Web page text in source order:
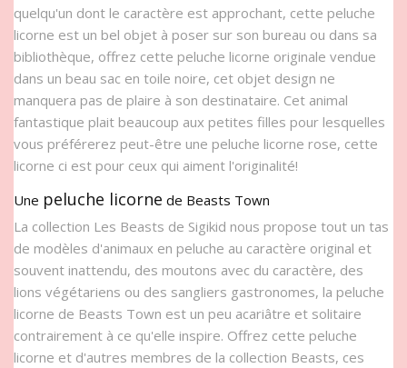
quelqu'un dont le caractère est approchant, cette peluche
licorne est un bel objet à poser sur son bureau ou dans sa
bibliothèque, offrez cette peluche licorne originale vendue
dans un beau sac en toile noire, cet objet design ne
manquera pas de plaire à son destinataire. Cet animal
fantastique plait beaucoup aux petites filles pour lesquelles
vous préférerez peut-être une peluche licorne rose, cette
licorne ci est pour ceux qui aiment l'originalité!
Une peluche licorne de Beasts Town
La collection Les Beasts de Sigikid nous propose tout un tas
de modèles d'animaux en peluche au caractère original et
souvent inattendu, des moutons avec du caractère, des
lions végétariens ou des sangliers gastronomes, la peluche
licorne de Beasts Town est un peu acariâtre et solitaire
contrairement à ce qu'elle inspire. Offrez cette peluche
licorne et d'autres membres de la collection Beasts, ces